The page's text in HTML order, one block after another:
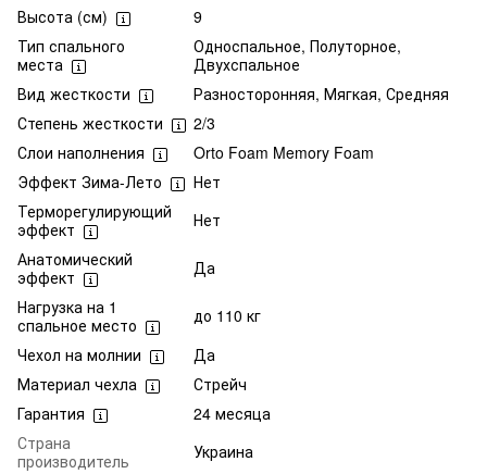
Высота (см)
9
Тип спального
места
Односпальное, Полуторное,
Двухспальное
Вид жесткости
Разносторонняя, Мягкая, Средняя
Степень жесткости
2/3
Слои наполнения
Orto Foam Memory Foam
Эффект Зима-Лето
Нет
Терморегулирующий
эффект
Нет
Анатомический
эффект
Да
Нагрузка на 1
спальное место
до 110 кг
Чехол на молнии
Да
Материал чехла
Стрейч
Гарантия
24 месяца
Страна
производитель
Украина